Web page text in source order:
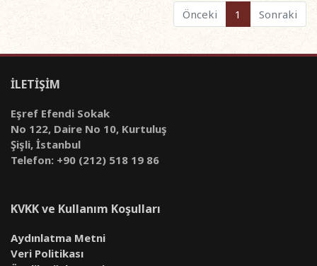
Önceki
1 Sonraki
İLETİŞİM
Eşref Efendi Sokak
No 122, Daire No 10, Kurtuluş
Şişli, İstanbul
Telefon: +90 (212) 518 19 86
KVKK ve Kullanım Koşulları
Aydınlatma Metni
Veri Politikası